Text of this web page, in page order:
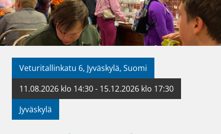
Veturitallinkatu 6, Jyväskylä, Suomi
11.08.2026 klo 14:30 - 15.12.2026 klo 17:30
Jyväskylä